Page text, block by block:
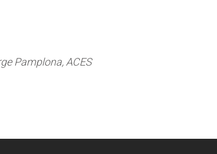
Pamplona, ACES